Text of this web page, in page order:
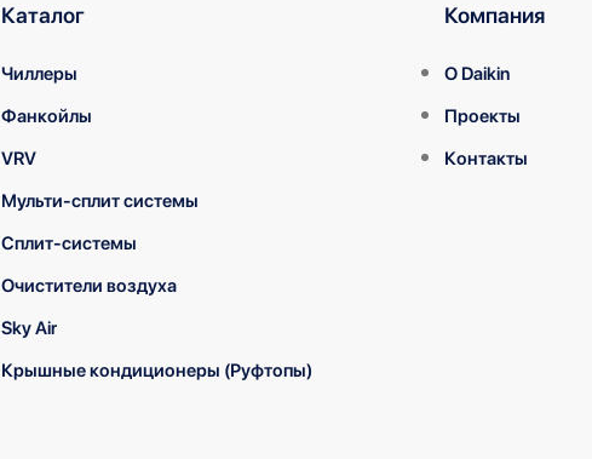
Каталог
Чиллеры
Фанкойлы
VRV
Мульти-сплит системы
Сплит-системы
Очистители воздуха
Sky Air
Крышные кондиционеры (Руфтопы)
Компания
О Daikin
Проекты
Контакты